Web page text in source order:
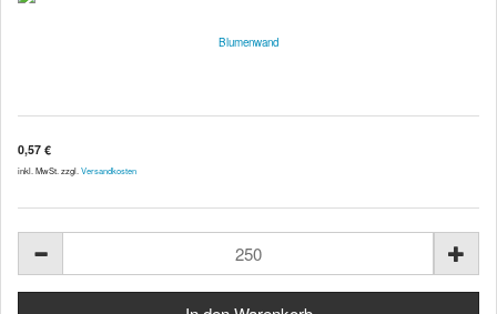
Blumenwand
0,57 €
inkl. MwSt. zzgl. Versandkosten